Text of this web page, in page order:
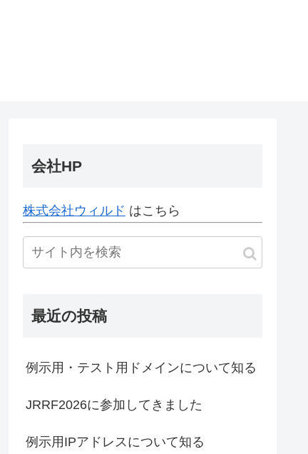
会社HP
株式会社ウィルド はこちら
最近の投稿
例示用・テスト用ドメインについて知る
JRRF2026に参加してきました
例示用IPアドレスについて知る